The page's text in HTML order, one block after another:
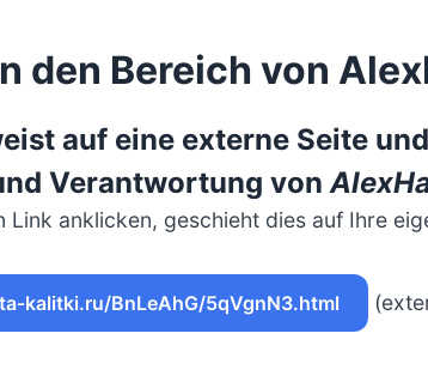
den Bereich von
auf eine externe Seite
Verantwortung von
Link anklicken, geschieht dies auf Ihre
kalitki.ru/BnLeAhG/5qVgnN3.html